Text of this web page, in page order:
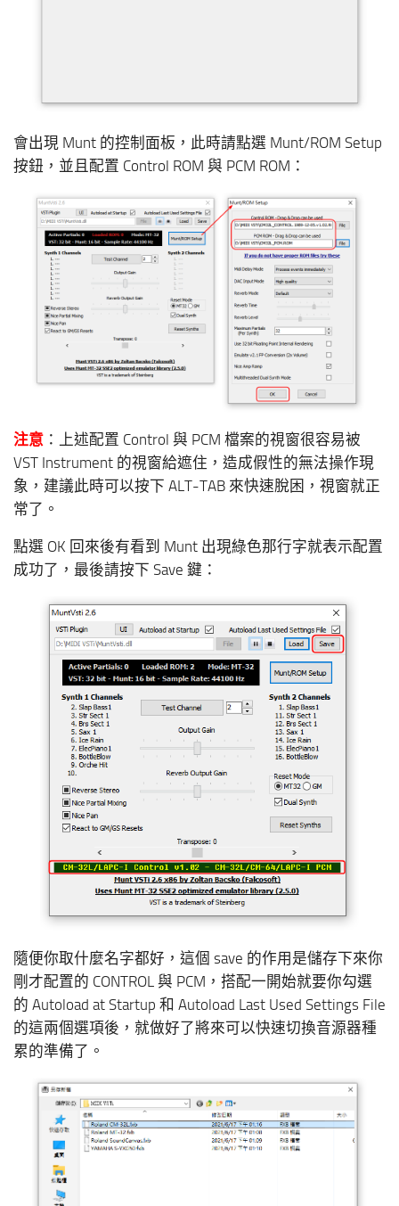
會出現 Munt 的控制面板，此時請點選 Munt/ROM Setup
按鈕，並且配置 Control ROM 與 PCM ROM：
注意 ：上述配置 Control 與 PCM 檔案的視窗很容易被
VST Instrument 的視窗給遮住，造成假性的無法操作現
象，建議此時可以按下 ALT-TAB 來快速脫困，視窗就正
常了。
點選 OK 回來後有看到 Munt 出現綠色那行字就表示配置
成功了，最後請按下 Save 鍵：
隨便你取什麼名字都好，這個 save 的作用是儲存下來你
剛才配置的 CONTROL 與 PCM，搭配一開始就要你勾選
的 Autoload at Startup 和 Autoload Last Used Settings File
的這兩個選項後，就做好了將來可以快速切換音源器種
累的準備了。